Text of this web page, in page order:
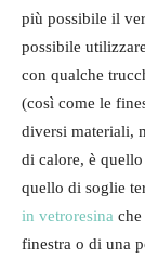
più possibile il
possibile
con qualche
(così come le
diversi materiali,
di calore, è
quello di soglie
in vetroresina
finestra o di una